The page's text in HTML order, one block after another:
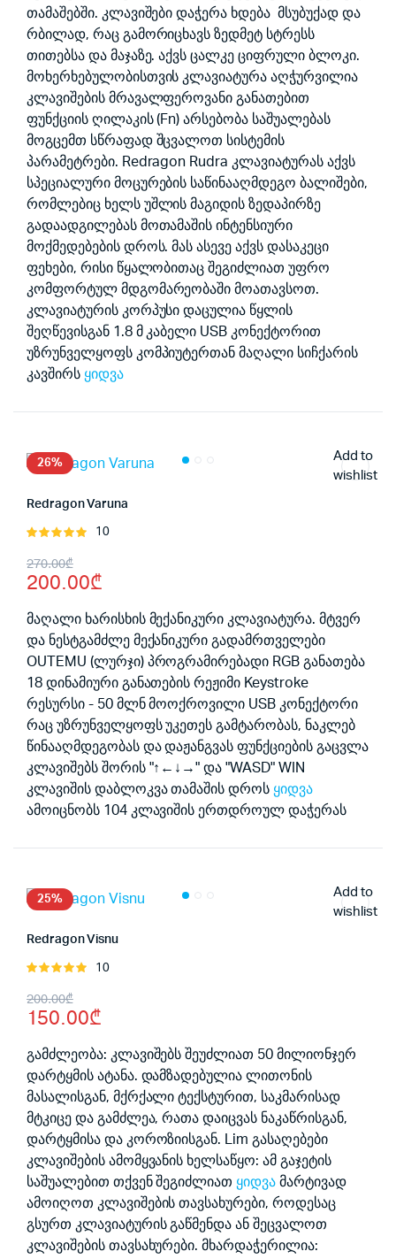
თამაშებში. კლავიშები დაჭერა ხდება მსუბუქად და
რბილად, რაც გამორიცხავს ზედმეტ სტრესს
თითებსა და მაჯაზე. აქვს ცალკე ციფრული ბლოკი.
მოხერხებულობისთვის კლავიატურა აღჭურვილია
კლავიშების მრავალფეროვანი განათებით
ფუნქციის ღილაკის (Fn) არსებობა საშუალებას
მოგცემთ სწრაფად შცვალოთ სისტემის
პარამეტრები. Redragon Rudra კლავიატურას აქვს
სპეციალური მოცურების საწინააღმდეგო ბალიშები,
რომლებიც ხელს უშლის მაგიდის ზედაპირზე
გადაადგილებას მოთამაშის ინტენსიური
მოქმედებების დროს. მას ასევე აქვს დასაკეცი
ფეხები, რისი წყალობითაც შეგიძლიათ უფრო
კომფორტულ მდგომარეობაში მოათავსოთ.
კლავიატურის კორპუსი დაცულია წყლის
შეღწევისგან 1.8 მ კაბელი USB კონექტორით
უზრუნველყოფს კომპიუტერთან მაღალი სიჩქარის
კავშირს ყიდვა
26%
Add to
wishlist
Redragon Varuna
შეფასება
დან
10
270.00₾
Original
price
was:
270.00₾.
200.00₾
Current
price
is:
200.00₾.
მაღალი ხარისხის მექანიკური კლავიატურა. მტვერ
და ნესტგამძლე მექანიკური გადამრთველები
OUTEMU (ლურჯი) პროგრამირებადი RGB განათება
18 დინამიური განათების რეჟიმი Keystroke
რესურსი - 50 მლნ მოოქროვილი USB კონექტორი
რაც უზრუნველყოფს უკეთეს გამტარობას, ნაკლებ
წინააღმდეგობას და დაჟანგვას ფუნქციების გაცვლა
კლავიშებს შორის "↑←↓→" და "WASD" WIN
კლავიშის დაბლოკვა თამაშის დროს ყიდვა
ამოიცნობს 104 კლავიშის ერთდროულ დაჭერას
25%
Add to
wishlist
Redragon Visnu
შეფასება
დან
10
200.00₾
Original
price
was:
200.00₾.
150.00₾
Current
price
is:
150.00₾.
გამძლეობა: კლავიშებს შეუძლიათ 50 მილიონჯერ
დარტყმის ატანა. დამზადებულია ლითონის
მასალისგან, მქრქალი ტექსტურით, საკმარისად
მტკიცე და გამძლეა, რათა დაიცვას ნაკაწრისგან,
დარტყმისა და კოროზიისგან. Lim გასაღებები
კლავიშების ამომყვანის ხელსაწყო: ამ გაჯეტის
საშუალებით თქვენ შეგიძლიათ ყიდვა მარტივად
ამოიღოთ კლავიშების თავსახურები, როდესაც
გსურთ კლავიატურის გაწმენდა ან შეცვალოთ
კლავიშების თავსახურები. მხარდაჭერილია: